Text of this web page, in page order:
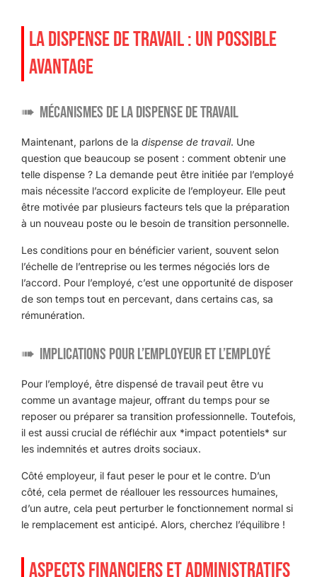
LA DISPENSE DE TRAVAIL : UN POSSIBLE
AVANTAGE
Mécanismes de la dispense de travail
Maintenant, parlons de la dispense de travail. Une
question que beaucoup se posent : comment obtenir une
telle dispense ? La demande peut être initiée par l’employé
mais nécessite l’accord explicite de l’employeur. Elle peut
être motivée par plusieurs facteurs tels que la préparation
à un nouveau poste ou le besoin de transition personnelle.
Les conditions pour en bénéficier varient, souvent selon
l’échelle de l’entreprise ou les termes négociés lors de
l’accord. Pour l’employé, c’est une opportunité de disposer
de son temps tout en percevant, dans certains cas, sa
rémunération.
Implications pour l’employeur et l’employé
Pour l’employé, être dispensé de travail peut être vu
comme un avantage majeur, offrant du temps pour se
reposer ou préparer sa transition professionnelle. Toutefois,
il est aussi crucial de réfléchir aux *impact potentiels* sur
les indemnités et autres droits sociaux.
Côté employeur, il faut peser le pour et le contre. D’un
côté, cela permet de réallouer les ressources humaines,
d’un autre, cela peut perturber le fonctionnement normal si
le remplacement est anticipé. Alors, cherchez l’équilibre !
ASPECTS FINANCIERS ET ADMINISTRATIFS